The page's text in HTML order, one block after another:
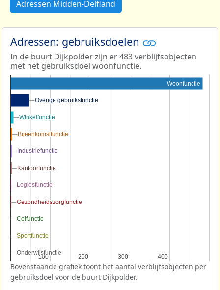
Adressen Midden-Delfland
Adressen: gebruiksdoelen
In de buurt Dijkpolder zijn er 483 verblijfsobjecten
met het gebruiksdoel woonfunctie.
100
100 200
200 300
300 400
400
Woonfunctie
Overige gebruiksfunctie
Overige gebruiksfunctie
Winkelfunctie
Winkelfunctie
Bijeenkomstfunctie
Bijeenkomstfunctie
Industriefunctie
Industriefunctie
Kantoorfunctie
Kantoorfunctie
Logiesfunctie
Logiesfunctie
Gezondheidszorgfunctie
Gezondheidszorgfunctie
Celfunctie
Celfunctie
Sportfunctie
Sportfunctie
Onderwijsfunctie
Onderwijsfunctie
Bovenstaande grafiek toont het aantal verblijfsobjecten per
gebruiksdoel voor de buurt Dijkpolder.